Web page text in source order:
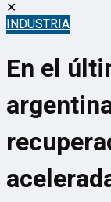
✕
INDUSTRIA
En el